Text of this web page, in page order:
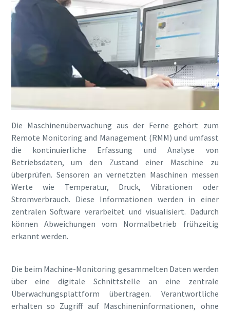
Die Maschinenüberwachung aus der Ferne gehört zum
Remote Monitoring and Management (RMM) und umfasst
die kontinuierliche Erfassung und Analyse von
Betriebsdaten, um den Zustand einer Maschine zu
überprüfen. Sensoren an vernetzten Maschinen messen
Werte wie Temperatur, Druck, Vibrationen oder
Stromverbrauch. Diese Informationen werden in einer
zentralen Software verarbeitet und visualisiert. Dadurch
können Abweichungen vom Normalbetrieb frühzeitig
erkannt werden.
Die beim Machine-Monitoring gesammelten Daten werden
über eine digitale Schnittstelle an eine zentrale
Überwachungsplattform übertragen. Verantwortliche
erhalten so Zugriff auf Maschineninformationen, ohne